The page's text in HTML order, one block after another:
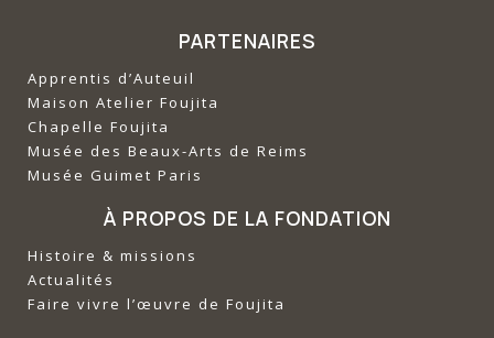
PARTENAIRES
Apprentis d’Auteuil
‍Maison Atelier Foujita
‍Chapelle Foujita
‍Musée des Beaux-Arts de Reims
‍Musée Guimet Paris
À PROPOS DE LA FONDATION
Histoire & missions
Actualités
Faire vivre l’œuvre de Foujita